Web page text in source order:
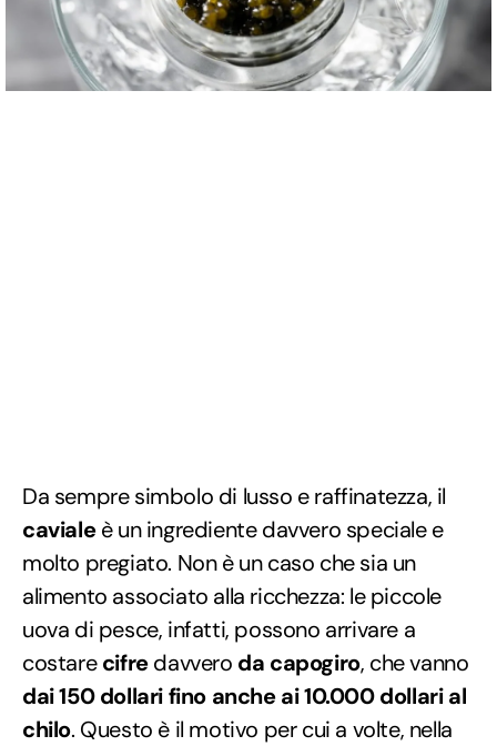
Da sempre simbolo di lusso e raffinatezza, il
cavialeè un ingrediente davvero speciale e
molto pregiato. Non è un caso che sia un
alimento associato alla ricchezza: le piccole
uova di pesce, infatti, possono arrivare a
costarecifredavvero da capogiro, che vanno
dai 150 dollari fino anche ai 10.000 dollari al
chilo. Questo è il motivo per cui a volte, nella